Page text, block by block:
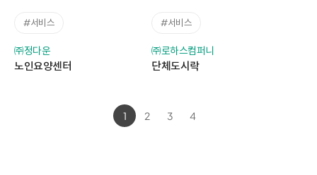
#서비스
㈜정다운
노인요양센터
#서비스
㈜로하스컴퍼니
단체도시락
1 2 3 4